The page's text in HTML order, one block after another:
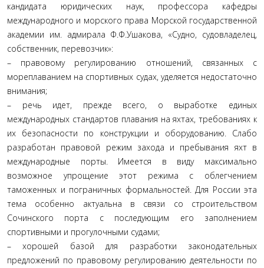
кандидата юридических наук, профессора кафедры
международного и морского права Морской государственной
академии им. адмирала Ф.Ф.Ушакова, «Судно, судовладелец,
собственник, перевозчик»:
– правовому регулированию отношений, связанных с
мореплаванием на спортивных судах, уделяется недостаточно
внимания;
– речь идет, прежде всего, о выработке единых
международных стандартов плавания на яхтах, требованиях к
их безопасности по конструкции и оборудованию. Слабо
разработан правовой режим захода и пребывания яхт в
международные порты. Имеется в виду максимально
возможное упрощение этот режима с облегчением
таможенных и пограничных формальностей. Для России эта
тема особенно актуальна в связи со строительством
Сочинского порта с последующим его заполнением
спортивными и прогулочными судами;
– хорошей базой для разработки законодательных
предложений по правовому регулированию деятельности по